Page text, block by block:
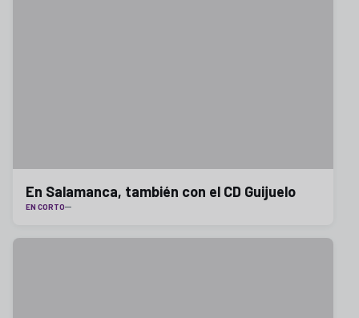
En Salamanca, también con el CD Guijuelo
EN CORTO